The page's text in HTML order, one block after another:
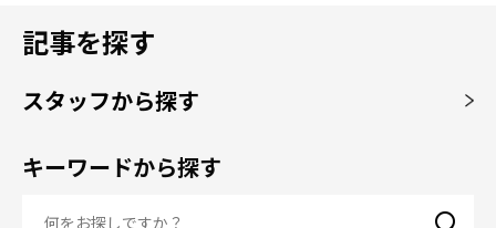
記事を探す
スタッフから探す
キーワードから探す